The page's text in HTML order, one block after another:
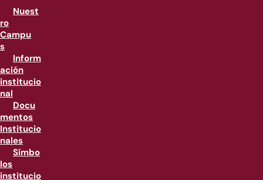
Nuest
ro
Campu
s
Inform
ación
institucio
nal
Docu
mentos
Institucio
nales
Símbo
los
institucio